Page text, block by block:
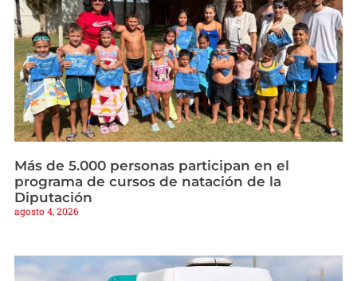
Más de 5.000 personas participan en el
programa de cursos de natación de la
Diputación
agosto 4, 2026